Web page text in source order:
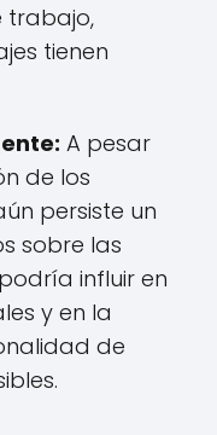
trabajo,
tienen
A pesar
de los
persiste un
sobre las
influir en
y en la
de